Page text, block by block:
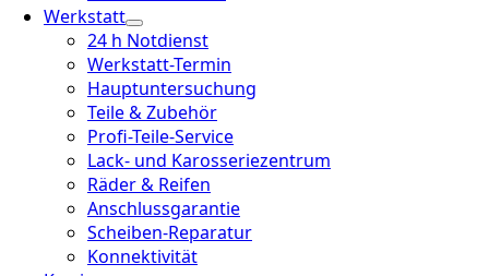
Werkstatt
24 h Notdienst
Werkstatt-Termin
Hauptuntersuchung
Teile & Zubehör
Profi-Teile-Service
Lack- und Karosseriezentrum
Räder & Reifen
Anschlussgarantie
Scheiben-Reparatur
Konnektivität